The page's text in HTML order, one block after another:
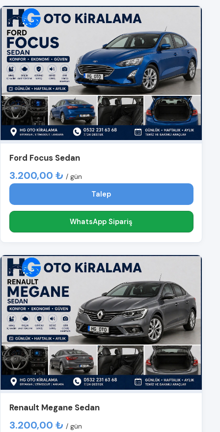
Ford Focus Sedan
3.200,00 ₺ / gün
Talep
WhatsApp Sipariş
Renault Megane Sedan
3.200,00 ₺ / gün